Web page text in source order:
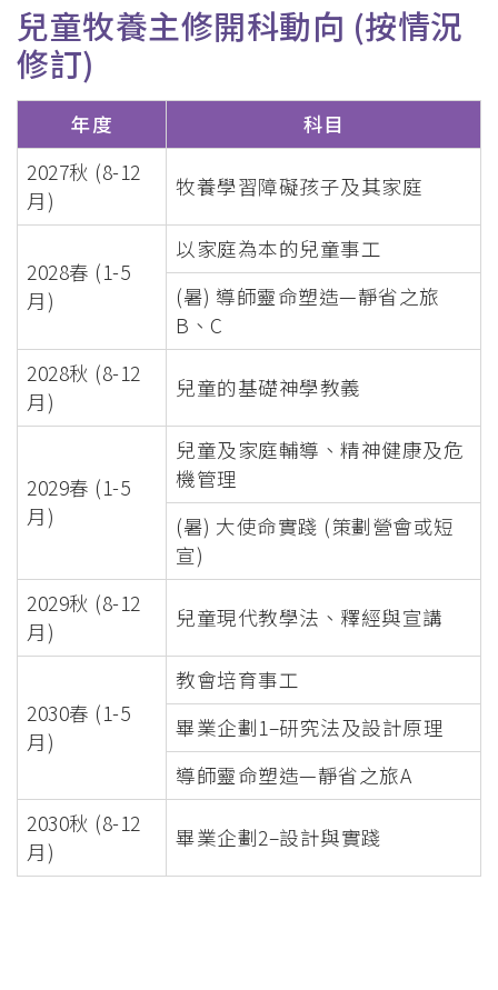
兒童牧養主修開科動向 (按情況
修訂)
年度
科目
2027秋 (8-12
月)
牧養學習障礙孩子及其家庭
2028春 (1-5
月)
以家庭為本的兒童事工
(暑) 導師靈命塑造—靜省之旅
B、C
2028秋 (8-12
月)
兒童的基礎神學教義
2029春 (1-5
月)
兒童及家庭輔導、精神健康及危
機管理
(暑) 大使命實踐 (策劃營會或短
宣)
2029秋 (8-12
月)
兒童現代教學法、釋經與宣講
2030春 (1-5
月)
教會培育事工
畢業企劃1–研究法及設計原理
導師靈命塑造—靜省之旅A
2030秋 (8-12
月)
畢業企劃2–設計與實踐